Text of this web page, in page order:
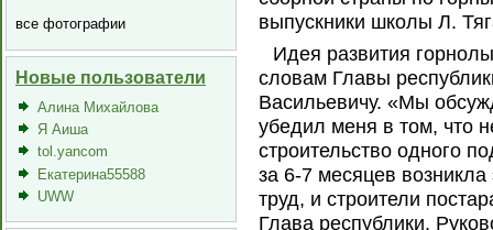
все фотографии
Новые пользователи
Алина Михайлова
Я Аиша
tol.yancom
Екатерина55588
UWW
выпускники школы Л.
Идея развития
словам Главы
Васильевичу. «Мы
убедил меня в том, что
строительство одного
за 6-7 месяцев
труд, и строители
Глава республики.